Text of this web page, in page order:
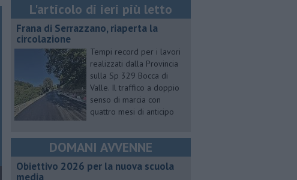
L'articolo di ieri più letto
Frana di Serrazzano, riaperta la
circolazione
Tempi record per i lavori
realizzati dalla Provincia
sulla Sp 329 Bocca di
Valle. Il traffico a doppio
senso di marcia con
quattro mesi di anticipo
DOMANI AVVENNE
Obiettivo 2026 per la nuova scuola
media